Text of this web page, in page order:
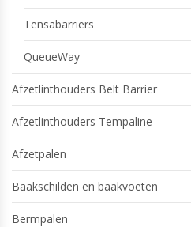
Tensabarriers
QueueWay
Afzetlinthouders Belt Barrier
Afzetlinthouders Tempaline
Afzetpalen
Baakschilden en baakvoeten
Bermpalen